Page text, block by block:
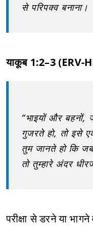
से परिपक्व बनाना।
याकूब 1:2–3 (ERV-
“भाइयों और बहनों,
गुजरते हो, तो इसे
तुम जानते हो कि जब
तो तुम्हारे अंदर
परीक्षा से डरने या भागने